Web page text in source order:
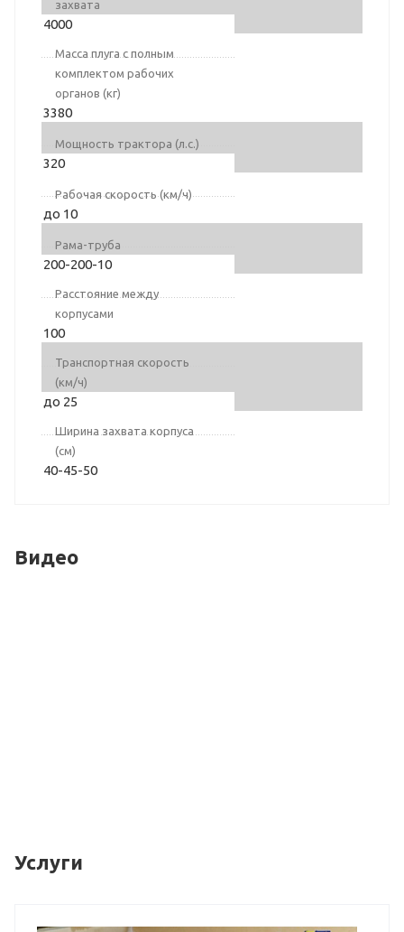
захвата
4000
Масса плуга с полным
комплектом рабочих
органов (кг)
3380
Мощность трактора (л.с.)
320
Рабочая скорость (км/ч)
до 10
Рама-труба
200-200-10
Расстояние между
корпусами
100
Транспортная скорость
(км/ч)
до 25
Ширина захвата корпуса
(см)
40-45-50
Видео
Услуги